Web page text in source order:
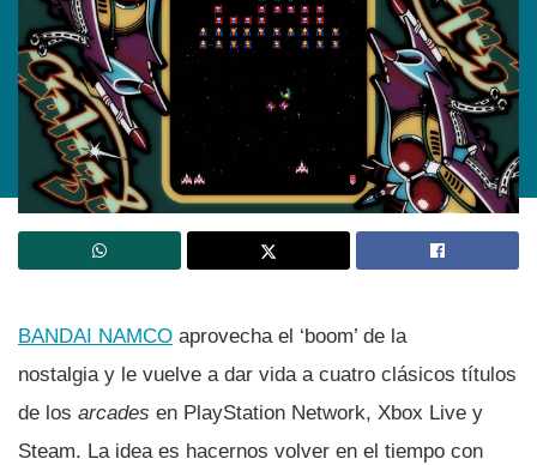
BANDAI NAMCO aprovecha el ‘boom’ de la
nostalgia y le vuelve a dar vida a cuatro clásicos tí­tulos
de los arcades en PlayStation Network, Xbox Live y
Steam. La idea es hacernos volver en el tiempo con